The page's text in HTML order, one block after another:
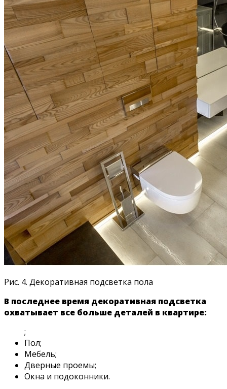
Рис. 4. Декоративная подсветка пола
В последнее время декоративная подсветка
охватывает все больше деталей в квартире:
;
Пол;
Мебель;
Дверные проемы;
Окна и подоконники.